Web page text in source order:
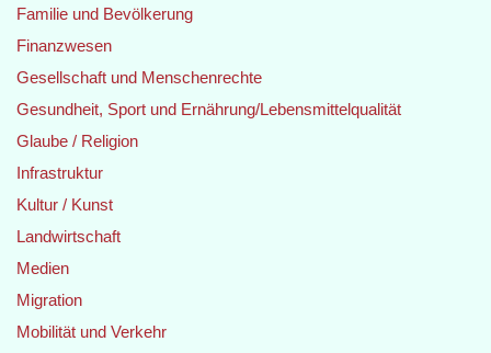
Familie und Bevölkerung
Finanzwesen
Gesellschaft und Menschenrechte
Gesundheit, Sport und Ernährung/Lebensmittelqualität
Glaube / Religion
Infrastruktur
Kultur / Kunst
Landwirtschaft
Medien
Migration
Mobilität und Verkehr